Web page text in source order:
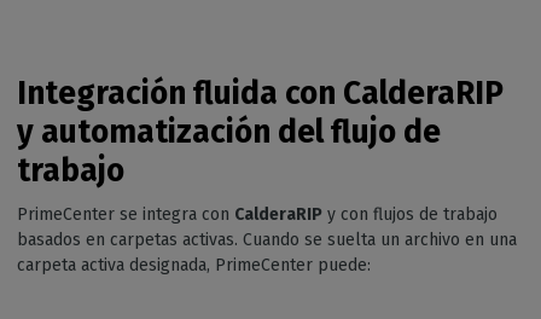
Integración fluida con CalderaRIP
y automatización del flujo de
trabajo
PrimeCenter se integra con CalderaRIP y con flujos de trabajo
basados en carpetas activas. Cuando se suelta un archivo en una
carpeta activa designada, PrimeCenter puede: